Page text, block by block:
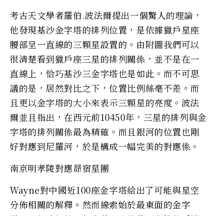
考古天文學者羅伯.波法爾提出一個驚人的理論，
他發現基沙金字塔的排列位置，是依據獵戶星座
腰部呈一直線的三顆星設置的。由附圖我們可以
很清楚看到獵戶座三星的排列關係，並不是在一
直線上，恰巧基沙三金字塔也是如此。而不可思
議的是，居然對比之下，位置比例絲毫不差。而
且更以金字塔的大小來表示三顆星的亮度。波法
爾並且指出，在西元前10450年，三星的排列與金
字塔的排列關係最為精確。而且銀河的位置也剛
好對應到尼羅河，於是構成一幅完美的對應係。
南京明孝陵對應昴宿星團
Wayne對中國近100座金字塔給出了可能與星空
分佈相關的解釋。然而線索始於最東面的金字